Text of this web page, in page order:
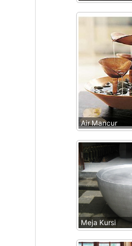
Air Mancur
Meja Kursi